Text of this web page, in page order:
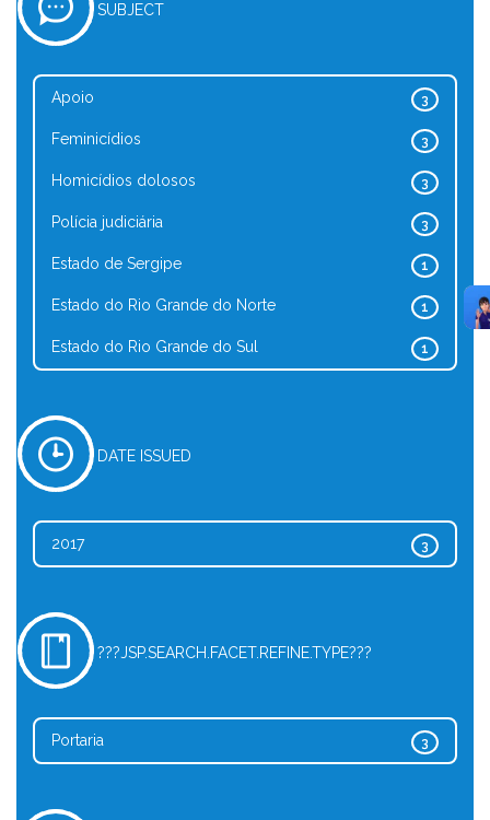
SUBJECT
3
Apoio
3
Feminicídios
3
Homicídios dolosos
3
Polícia judiciária
1
Estado de Sergipe
1
Estado do Rio Grande do Norte
1
Estado do Rio Grande do Sul
DATE ISSUED
3
2017
???JSP.SEARCH.FACET.REFINE.TYPE???
3
Portaria